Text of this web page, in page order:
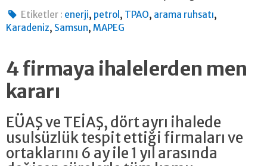
Etiketler : enerji, petrol , TPAO, arama ruhsatı,
Karadeniz, Samsun, MAPEG
4 firmaya ihalelerden men
kararı
EÜAŞ ve TEİAŞ, dört ayrı ihalede
usulsüzlük tespit ettiği firmaları ve
ortaklarını 6 ay ile 1 yıl arasında